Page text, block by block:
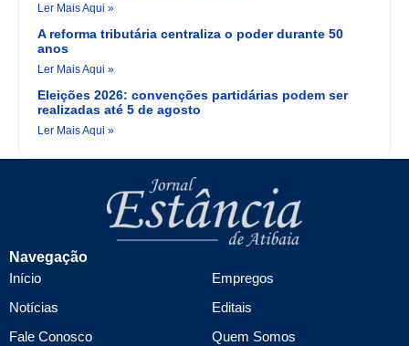
Ler Mais Aqui »
A reforma tributária centraliza o poder durante 50
anos
Ler Mais Aqui »
Eleições 2026: convenções partidárias podem ser
realizadas até 5 de agosto
Ler Mais Aqui »
Navegação
Início
Notícias
Fale Conosco
Empregos
Editais
Quem Somos